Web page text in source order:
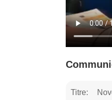
Titre: